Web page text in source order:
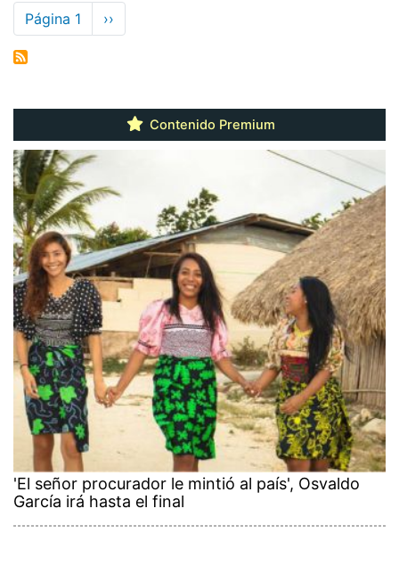
Paginación
Página 1
Siguiente
página
››
Contenido Premium
'El señor procurador le mintió al país', Osvaldo
García irá hasta el final